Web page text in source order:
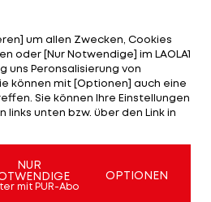
könnte. Laut Verein soll
Bilder der Wirklichkeit
ist bereits, dass das
Zuschauer fassen soll und
Im Norden müssen
weichen. Der harte
wird von der oft gepriesenen
übersiedelt. Unter
Seats und
um allen Zwecken, Cookies
oder [Nur Notwendige] im LAOLA1
uns Peronsalisierung von
können mit [Optionen] auch eine
Sie können Ihre Einstellungen
unten bzw. über den Link in
NUR
mit PUR-Abo
OPTIONEN